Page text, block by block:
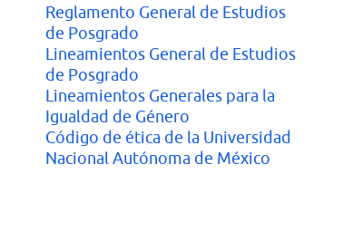
Reglamento General de Estudios
de Posgrado
Lineamientos General de Estudios
de Posgrado
Lineamientos Generales para la
Igualdad de Género
Código de ética de la Universidad
Nacional Autónoma de México